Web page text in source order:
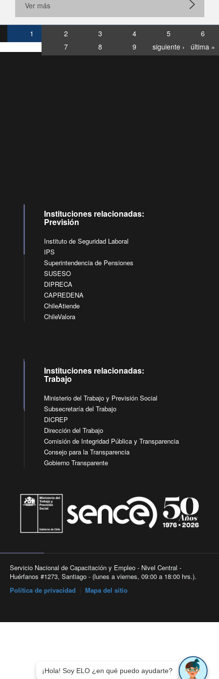
Ver más
1 2 3 4 5
6
7
8 9 siguiente › última »
Instituciones relacionadas:
Previsión
Instituto de Seguridad Laboral
IPS
Superintendencia de Pensiones
SUSESO
DIPRECA
CAPREDENA
ChileAtiende
ChileValora
Instituciones relacionadas:
Trabajo
Ministerio del Trabajo y Previsión Social
Subsecretaría del Trabajo
DICREP
Dirección del Trabajo
Comisión de Integridad Pública y Transparencia
Consejo para la Transparencia
Gobierno Transparente
Servicio Nacional de Capacitación y Empleo - Nivel Central -
Huérfanos #1273, Santiago - (lunes a viernes, 09:00 a 18:00 hrs.).
Política de privacidad
Mapa del sitio
¡Hola! Soy ELO ¿en qué puedo ayudarte?